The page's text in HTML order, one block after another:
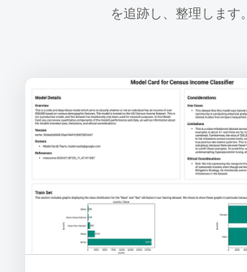
を追跡し、整理します。